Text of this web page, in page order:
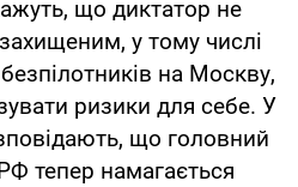
що диктатор не
у тому числі
на Москву,
ризики для себе. У
що головний
тепер намагається